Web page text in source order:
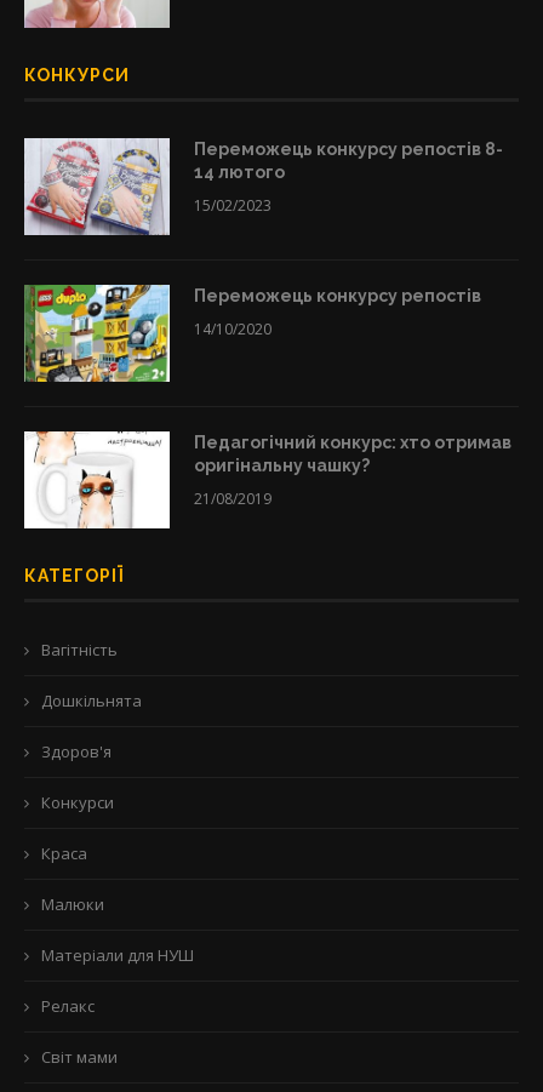
КОНКУРСИ
Переможець конкурсу репостів 8-
14 лютого
15/02/2023
Переможець конкурсу репостів
14/10/2020
Педагогічний конкурс: хто отримав
оригінальну чашку?
21/08/2019
КАТЕГОРІЇ
Вагітність
Дошкільнята
Здоров'я
Конкурси
Краса
Малюки
Матеріали для НУШ
Релакс
Світ мами